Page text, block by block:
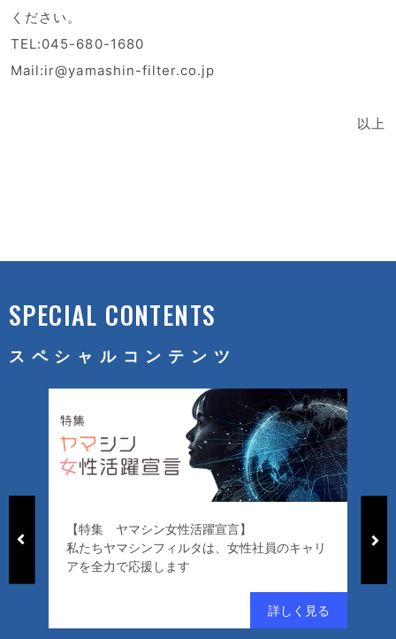
ください。
TEL:045-680-1680
Mail:ir@yamashin-filter.co.jp
以上
SPECIAL CONTENTS
スペシャルコンテンツ
【特集 ヤマシン女性活躍宣言】
私たちヤマシンフィルタは、女性社員のキャリ
アを全力で応援します